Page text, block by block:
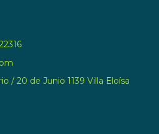
/ 20 de Junio 1139 Villa Eloísa